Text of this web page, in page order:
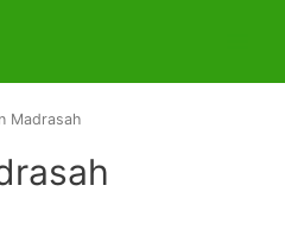
Madrasah